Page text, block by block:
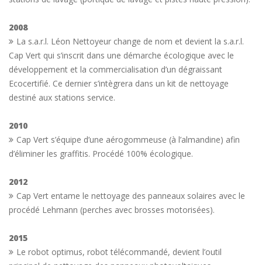
2008
La s.a.r.l. Léon Nettoyeur change de nom et devient la s.a.r.l.
Cap Vert qui s’inscrit dans une démarche écologique avec le
développement et la commercialisation d’un dégraissant
Ecocertifié. Ce dernier s’intègrera dans un kit de nettoyage
destiné aux stations service.
2010
Cap Vert s’équipe d’une aérogommeuse (à l’almandine) afin
d’éliminer les graffitis. Procédé 100% écologique.
2012
Cap Vert entame le nettoyage des panneaux solaires avec le
procédé Lehmann (perches avec brosses motorisées).
2015
Le robot optimus, robot télécommandé, devient l’outil